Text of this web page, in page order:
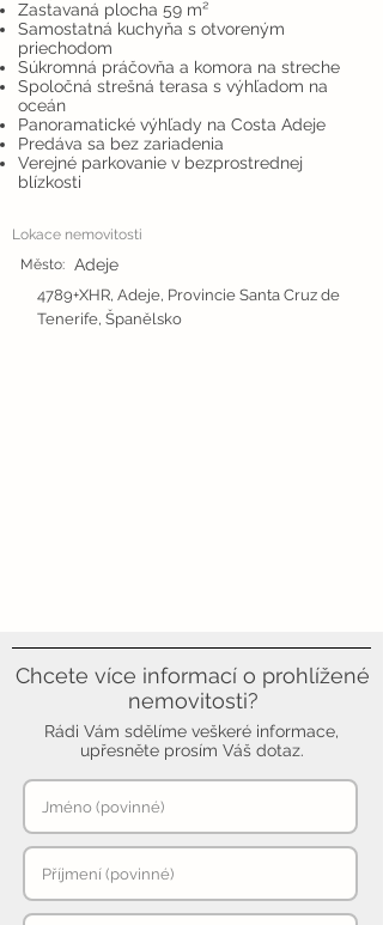
Zastavaná plocha 59 m²
Samostatná kuchyňa s otvoreným
priechodom
Súkromná práčovňa a komora na streche
Spoločná strešná terasa s výhľadom na
oceán
Panoramatické výhľady na Costa Adeje
Predáva sa bez zariadenia
Verejné parkovanie v bezprostrednej
blízkosti
Lokace nemovitosti
Město: Adeje
4789+XHR, Adeje, Provincie Santa Cruz de
Tenerife, Španělsko
Chcete více informací o prohlížené
nemovitosti?
Rádi Vám sdělíme veškeré informace,
upřesněte prosím Váš dotaz.